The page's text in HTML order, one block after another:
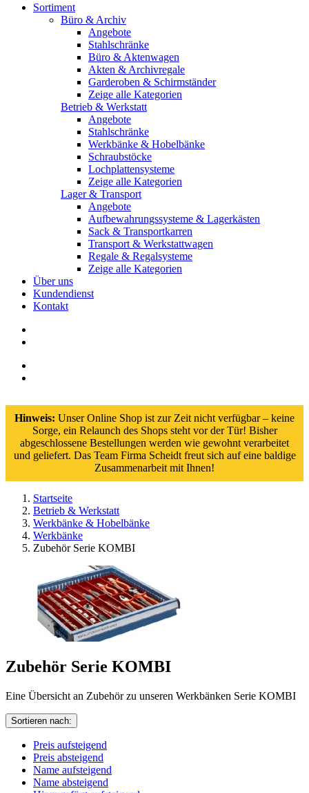
Sortiment
Büro & Archiv
Angebote
Stahlschränke
Büro & Aktenwagen
Akten & Archivregale
Garderoben & Schirmständer
Zeige alle Kategorien
Betrieb & Werkstatt
Angebote
Stahlschränke
Werkbänke & Hobelbänke
Schraubstöcke
Lochplattensysteme
Zeige alle Kategorien
Lager & Transport
Angebote
Aufbewahrungssysteme & Lagerkästen
Sack & Transportkarren
Transport & Werkstattwagen
Regale & Regalsysteme
Zeige alle Kategorien
Über uns
Kundendienst
Kontakt
Hinweis: Unser Online Shop ist zur Zeit nicht verfügbar – keine
Sorge, ein Relaunch des Shops steht vor der Tür! Bisher
abgeschlossene Bestellungen werden wie gewohnt verarbeitet
und geliefert. Das Team Firma Scheidt freut sich auf eine baldige
Zusammenarbeit mit Ihnen!
Startseite
Betrieb & Werkstatt
Werkbänke & Hobelbänke
Werkbänke
Zubehör Serie KOMBI
Zubehör Serie KOMBI
Eine Übersicht an Zubehör zu unseren Werkbänken Serie KOMBI
Sortieren nach:
Preis aufsteigend
Preis absteigend
Name aufsteigend
Name absteigend